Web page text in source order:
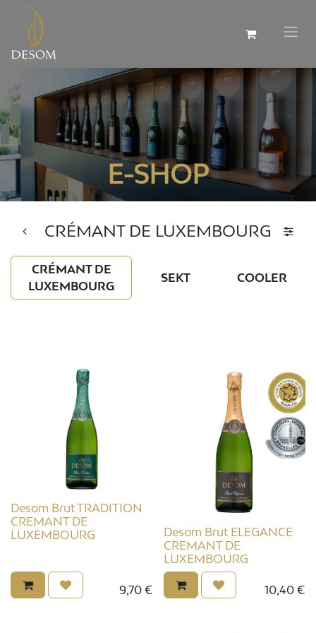
E-SHOP
CRÉMANT DE LUXEMBOURG
CRÉMANT DE
LUXEMBOURG
SEKT COOLER
Desom Brut TRADITION
CREMANT DE
LUXEMBOURG
9,70€
Desom Brut ELEGANCE
CREMANT DE
LUXEMBOURG
10,40 €